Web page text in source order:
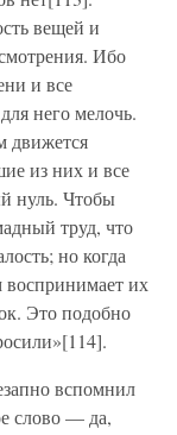
вещей и
Ибо
и все
него мелочь.
движется
из них и все
нуль. Чтобы
труд, что
но когда
воспринимает их
Это подобно
вспомнил
слово — да,